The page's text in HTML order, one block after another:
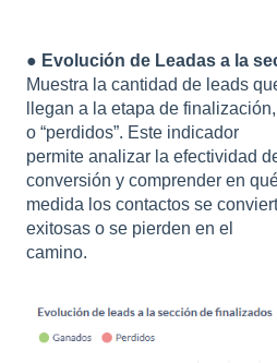
● Evolución de Leadas a la
Muestra la cantidad de leads
llegan a la etapa de
o “perdidos”. Este indicador
permite analizar la efectividad
conversión y comprender en
medida los contactos se
exitosas o se pierden en el
camino.